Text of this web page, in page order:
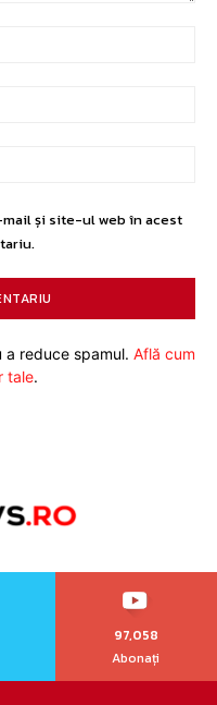
și site-ul web în acest
reduce spamul. Află cum
tale.
97,058
Abonați